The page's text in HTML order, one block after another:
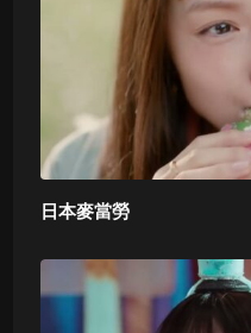
日本麥當勞